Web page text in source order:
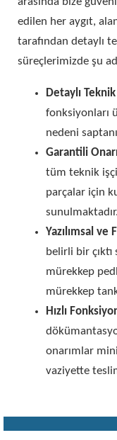
edilen her aygıt,
tarafından detaylı
süreçlerimizde şu
Detaylı
fonksiyonları
nedeni
Garantili
tüm teknik
parçalar için
sunulmaktadır.
Yazılımsal
belirli bir çıktı
mürekkep
mürekkep
Hızlı
onarımlar
vaziyette